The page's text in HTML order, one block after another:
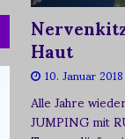
Haut
10. Januar 2018
Alle Jahre
JUMPING mit